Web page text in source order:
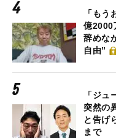
「も
億2000
辞めな
自由”
「ジ
突然の
と告げ
まで